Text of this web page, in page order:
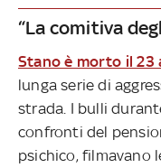
“La comitiva
Stano è morto il 23
lunga serie di
strada. I bulli
confronti del
psichico, filmavano